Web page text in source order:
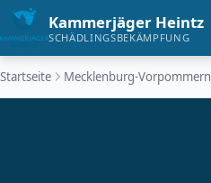
Kammerjäger Heintz
SCHÄDLINGSBEKÄMPFUNG
Startseite Mecklenburg-Vorpommern